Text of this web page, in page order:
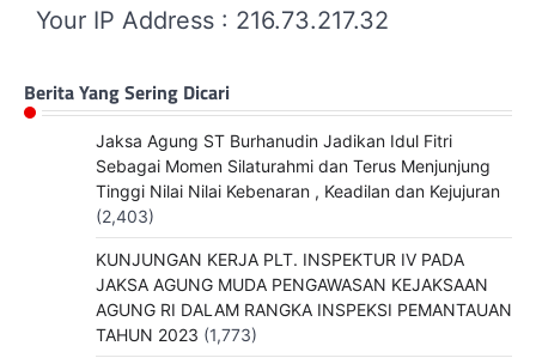
Your IP Address : 216.73.217.32
Berita Yang Sering Dicari
Jaksa Agung ST Burhanudin Jadikan Idul Fitri
Sebagai Momen Silaturahmi dan Terus Menjunjung
Tinggi Nilai Nilai Kebenaran , Keadilan dan Kejujuran
(2,403)
KUNJUNGAN KERJA PLT. INSPEKTUR IV PADA
JAKSA AGUNG MUDA PENGAWASAN KEJAKSAAN
AGUNG RI DALAM RANGKA INSPEKSI PEMANTAUAN
TAHUN 2023 (1,773)